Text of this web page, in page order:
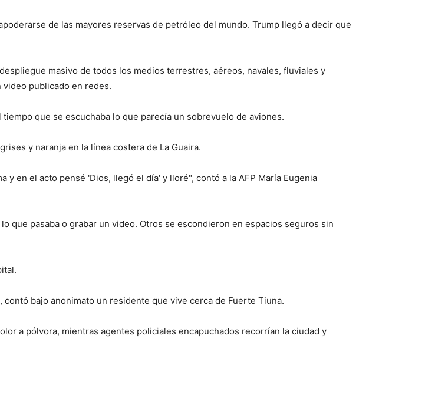
de las mayores reservas de petróleo del mundo. Trump llegó a decir que
masivo de todos los medios terrestres, aéreos, navales, fluviales y
video publicado en redes.
que se escuchaba lo que parecía un sobrevuelo de aviones.
y naranja en la línea costera de La Guaira.
en el acto pensé 'Dios, llegó el día' y lloré", contó a la AFP María Eugenia
que pasaba o grabar un video. Otros se escondieron en espacios seguros sin
bajo anonimato un residente que vive cerca de Fuerte Tiuna.
a pólvora, mientras agentes policiales encapuchados recorrían la ciudad y